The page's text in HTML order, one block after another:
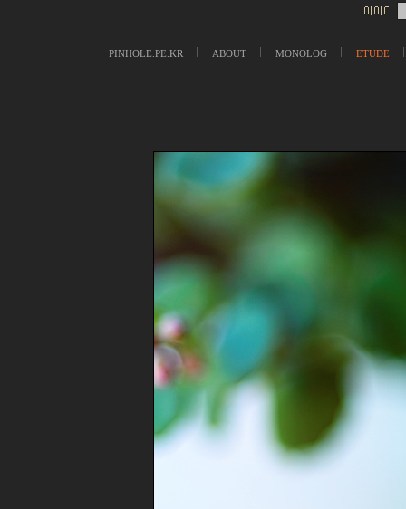
PINHOLE.PE.KR ABOUT MONOLOG ETUDE